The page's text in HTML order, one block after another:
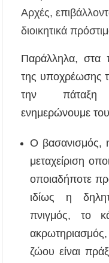
Το πρώτο Puppy Yoga
Ανοίγουν 40 θέσεις εργασίας
Αριστοτέλη – Ποιες
Χαλκιδική: Συνελήφθη
επέτρεψε στον ανήλικο γιο
Η γενιά των 45+ επιστρέφει
κοινό που γεμίζει τις
λουρί – Πρόστιμα 300 ευρώ
Έως 500€ τον μήνα για τη
Ποιοι γονείς μπορούν να
δράση «Νταντάδες της
Αρχές,
διοικητικά
Παράλληλα, στα
της υποχρέωσης
την πάταξη
ενημερώνουμε
Ο βασανισμός,
μεταχείριση
οποιαδήποτε
ιδίως η
πνιγμός, το
ακρωτηριασμός,
ζώου είναι